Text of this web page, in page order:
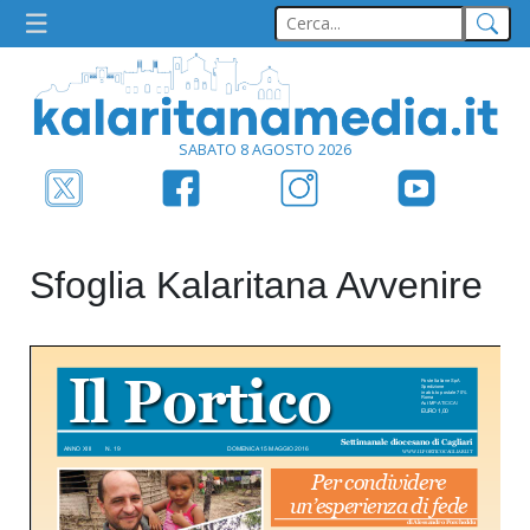
SABATO 8 AGOSTO 2026
Sfoglia Kalaritana Avvenire